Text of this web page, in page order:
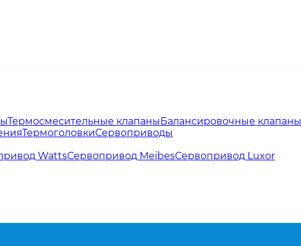
Термосмесительные клапаныБалансировочные клапаны
ТермоголовкиСервоприводы
WattsСервопривод MeibesСервопривод Luxor